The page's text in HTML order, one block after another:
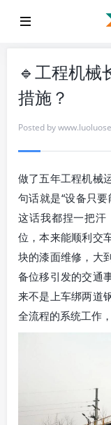
🔹工程机械
措施？
Posted by
做了五年工程机械
句话就是“设备只
这话我都捏一把汗
位，本来能顺利交
块的漆面维修，大
备位移引发的交通
来不是上车绑两道
全流程的系统工作